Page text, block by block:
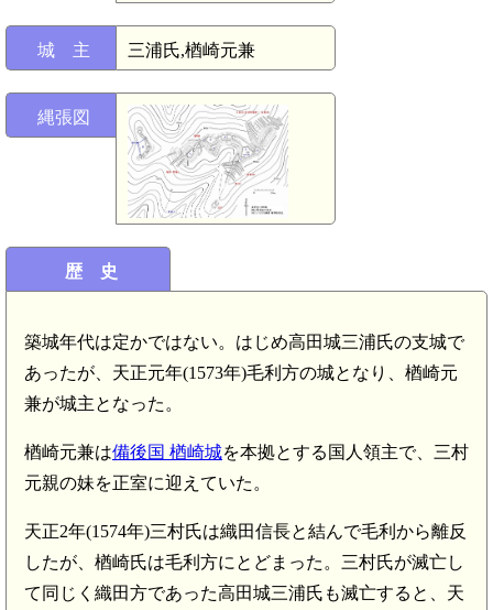
城 主 三浦氏,楢崎元兼
縄張図
歴 史
築城年代は定かではない。はじめ高田城三浦氏の支城で
あったが、天正元年(1573年)毛利方の城となり、楢崎元
兼が城主となった。
楢崎元兼は備後国 楢崎城を本拠とする国人領主で、三村
元親の妹を正室に迎えていた。
天正2年(1574年)三村氏は織田信長と結んで毛利から離反
したが、楢崎氏は毛利方にとどまった。三村氏が滅亡し
て同じく織田方であった高田城三浦氏も滅亡すると、天